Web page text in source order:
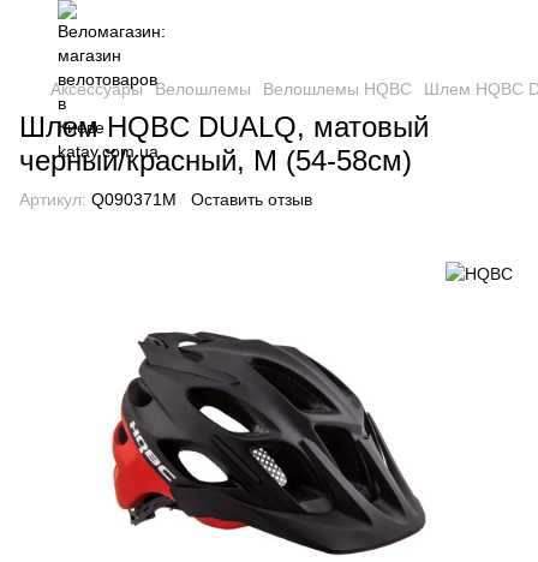
Аксессуары Велошлемы Велошлемы HQBC Шлем HQBC
Шлем HQBC DUALQ, матовый
черный/красный, M (54-58см)
Артикул: Q090371M Оставить отзыв